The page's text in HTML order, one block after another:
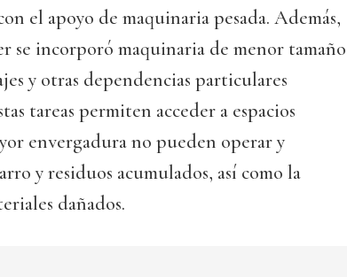
el apoyo de maquinaria pesada. Además,
se incorporó maquinaria de menor tamaño
y otras dependencias particulares
tareas permiten acceder a espacios
envergadura no pueden operar y
y residuos acumulados, así como la
dañados.